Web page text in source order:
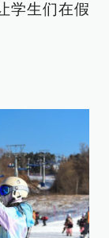
学生们在假